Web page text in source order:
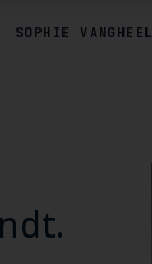
SOPHIE VANGHEEL